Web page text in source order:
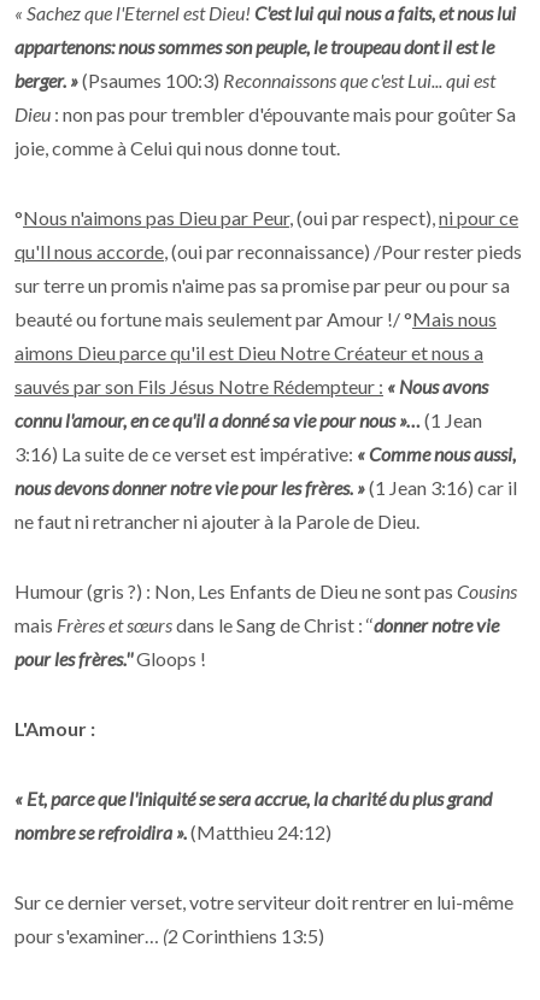
« Sachez que l'Eternel est Dieu! C'est lui qui nous a faits, et nous lui
appartenons: nous sommes son peuple, le troupeau dont il est le
berger. »(Psaumes 100:3) Reconnaissons que c'est Lui... qui est
Dieu : non pas pour trembler d'épouvante mais pour goûter Sa
joie, comme à Celui qui nous donne tout.
°Nous n'aimons pas Dieu par Peur, (oui par respect),ni pour ce
qu'Il nous accorde, (oui par reconnaissance) /Pour rester pieds
sur terre un promis n'aime pas sa promise par peur ou pour sa
beauté ou fortune mais seulement par Amour !/ °Mais nous
aimons Dieu parce qu'il est Dieu Notre Créateur et nous a
sauvés par son Fils Jésus Notre Rédempteur : « Nous avons
connu l'amour, en ce qu'il a donné sa vie pour nous »…(1 Jean
3:16) La suite de ce verset est impérative: « Comme nous aussi,
nous devons donner notre vie pour les frères. »(1 Jean 3:16) car il
ne faut ni retrancher ni ajouter à la Parole de Dieu.
Humour (gris ?) : Non, Les Enfants de Dieu ne sont pas Cousins
mais Frères et sœursdans le Sang de Christ : ‘‘donner notre vie
pour les frères.''Gloops !
L'Amour :
« Et, parce que l'iniquité se sera accrue, la charité du plus grand
nombre se refroidira ».(Matthieu 24:12)
Sur ce dernier verset, votre serviteur doit rentrer en lui-même
pour s'examiner… (2 Corinthiens 13:5)